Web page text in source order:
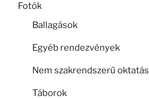
Fotók
Ballagások
Egyéb rendezvények
Nem szakrendszerű oktatás
Táborok